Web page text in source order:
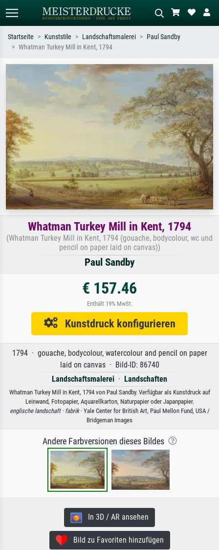
Suchen Sie nach Künstlern, Werktiteln
oder Stilen – z.B. Monet,
Sternennacht, Impressionismus, Welle
Hokusai, Akt.
Beschreiben Sie die Szene – z.B. Grüne
Wiese, Abstrakt mit viel Rot, Dunkles
Ölgemälde, Stehender Akt neben einem
Baum.
Startseite Kunststile Landschaftsmalerei
Paul Sandby
Whatman Turkey Mill in Kent, 1794
Whatman Turkey Mill in Kent, 1794
(Whatman Turkey Mill in Kent, 1794 (gouache, bodycolour, wc und
pencil on paper laid on canvas))
Paul Sandby
€ 157.46
Enthält 19% MwSt.
Kunstdruck konfigurieren
1794 · gouache, bodycolour, watercolour and pencil on paper
laid on canvas · Bild-ID: 86740
Landschaftsmalerei · Landschaften
Whatman Turkey Mill in Kent, 1794 von Paul Sandby. Verfügbar als Kunstdruck auf
Leinwand, Fotopapier, Aquarellkarton, Naturpapier oder Japanpapier.
englische landschaft · fabrik· Yale Center for British Art, Paul Mellon Fund, USA /
Bridgeman Images
Andere Farbversionen dieses Bildes
In 3D / AR ansehen
Bild zu Favoriten hinzufügen